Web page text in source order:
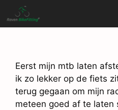
naar
Eerst mijn mtb laten
ik zo lekker op de fiets
terug gegaan om mijn
meteen goed af te laten